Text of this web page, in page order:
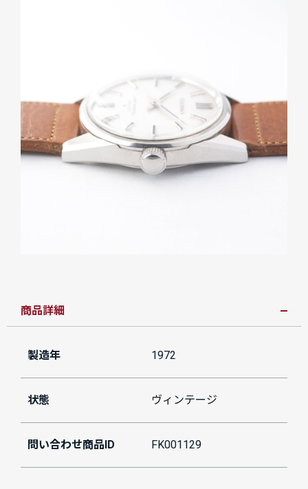
商品詳細
製造年 1972
状態 ヴィンテージ
問い合わせ商品ID FK001129